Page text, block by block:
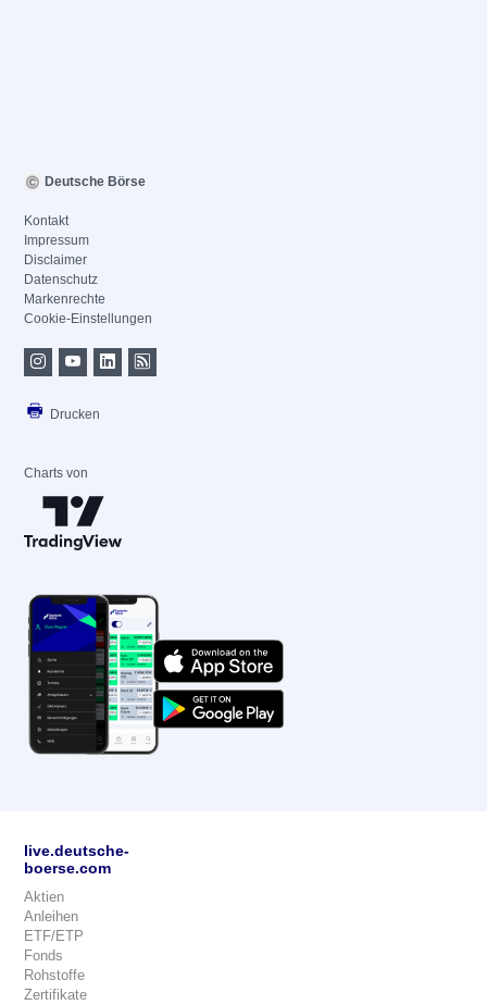
Deutsche Börse
Kontakt
Impressum
Disclaimer
Datenschutz
Markenrechte
Cookie-Einstellungen
Drucken
Charts von
live.deutsche-
boerse.com
Aktien
Anleihen
ETF/ETP
Fonds
Rohstoffe
Zertifikate